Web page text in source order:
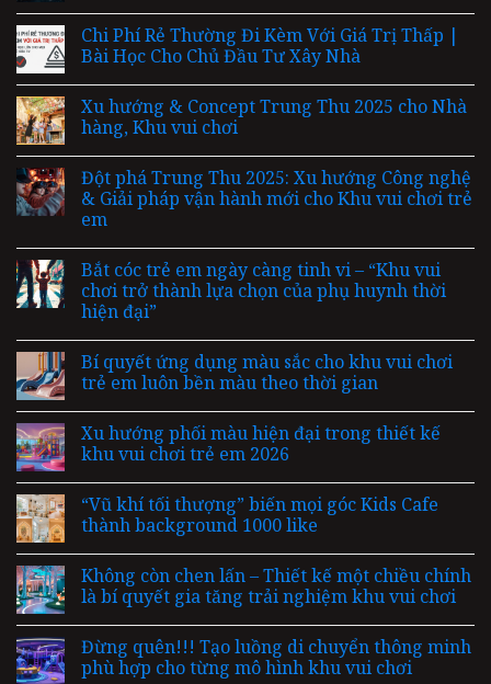
Chi Phí Rẻ Thường Đi Kèm Với Giá Trị Thấp |
Bài Học Cho Chủ Đầu Tư Xây Nhà
Xu hướng & Concept Trung Thu 2025 cho Nhà
hàng, Khu vui chơi
Đột phá Trung Thu 2025: Xu hướng Công nghệ
& Giải pháp vận hành mới cho Khu vui chơi trẻ
em
Bắt cóc trẻ em ngày càng tinh vi – “Khu vui
chơi trở thành lựa chọn của phụ huynh thời
hiện đại”
Bí quyết ứng dụng màu sắc cho khu vui chơi
trẻ em luôn bền màu theo thời gian
Xu hướng phối màu hiện đại trong thiết kế
khu vui chơi trẻ em 2026
“Vũ khí tối thượng” biến mọi góc Kids Cafe
thành background 1000 like
Không còn chen lấn – Thiết kế một chiều chính
là bí quyết gia tăng trải nghiệm khu vui chơi
Đừng quên!!! Tạo luồng di chuyển thông minh
phù hợp cho từng mô hình khu vui chơi